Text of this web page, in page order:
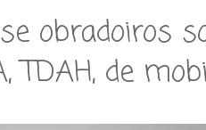
obradoiros
TDAH, de